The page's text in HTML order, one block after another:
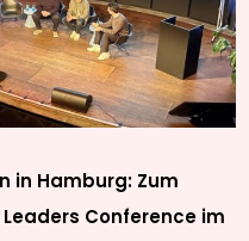
in Hamburg: Zum
Conference im